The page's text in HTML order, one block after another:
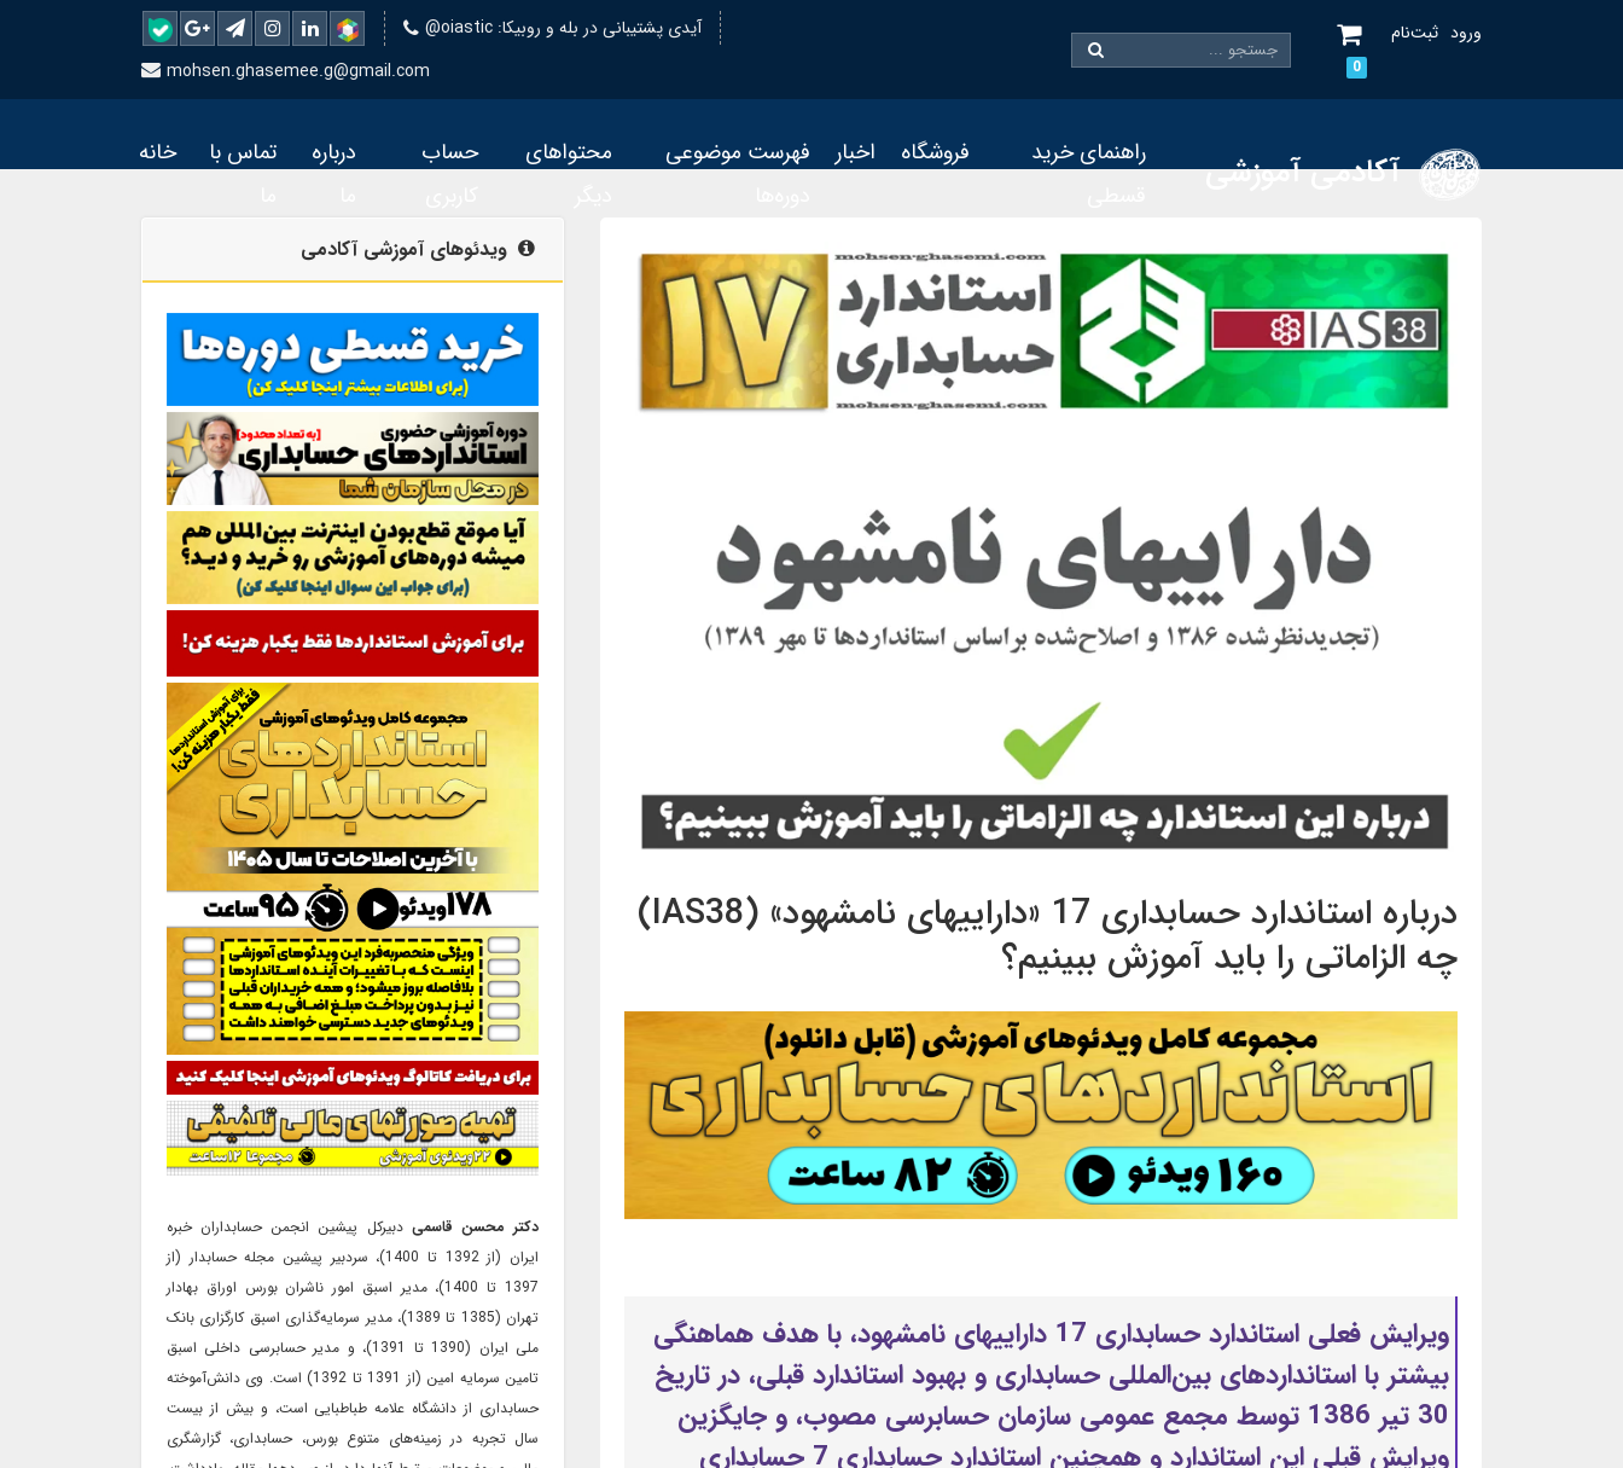
ورود ثبت‌نام
0
@oiastic :آیدی پشتیبانی در بله و روبیکا
mohsen.ghasemee.g@gmail.com
آکادمی آموزشی
راهنمای خرید
فروشگاه اخبار
فهرست موضوعی
محتواهای
حساب
درباره
تماس با
خانه
درباره استاندارد حسابداری 17 «داراییهای نامشهود» (IAS38)
چه الزاماتی را باید آموزش ببینیم؟
ویرایش فعلی استاندارد حسابداری 17 داراییهای نامشهود، با هدف هماهنگی
بیشتر با استانداردهای بین‌المللی حسابداری و بهبود استاندارد قبلی، در تاریخ
30 تیر 1386 توسط مجمع عمومی سازمان حسابرسی مصوب، و جایگزین
ویرایش قبلی این استاندارد و همچنین استاندارد حسابداری 7 حسابداری
ویدئوهای آموزشی آکادمی
دکتر محسن قاسمی دبیرکل پیشین انجمن حسابداران خبره
ایران (از 1392 تا 1400)، سردبیر پیشین مجله حسابدار (از
1397 تا 1400)، مدیر اسبق امور ناشران بورس اوراق بهادار
تهران (1385 تا 1389)، مدیر سرمایه‌گذاری اسبق کارگزاری بانک
ملی ایران (1390 تا 1391)، و مدیر حسابرسی داخلی اسبق
تامین سرمایه امین (از 1391 تا 1392) است. وی دانش‌آموخته
حسابداری از دانشگاه علامه طباطبایی است، و بیش از بیست
سال تجربه در زمینه‌های متنوع بورس، حسابداری، گزارشگری